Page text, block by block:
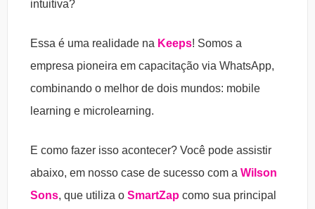
intuitiva?
Essa é uma realidade na Keeps! Somos a
empresa pioneira em capacitação via WhatsApp,
combinando o melhor de dois mundos: mobile
learning e microlearning.
E como fazer isso acontecer? Você pode assistir
abaixo, em nosso case de sucesso com a Wilson
Sons, que utiliza o SmartZap como sua principal